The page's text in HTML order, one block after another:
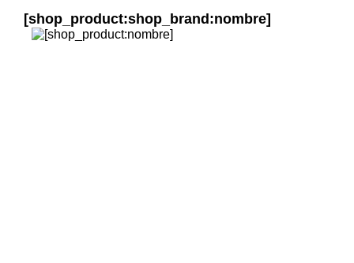
[shop_product:shop_brand:nombre]